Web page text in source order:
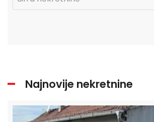
Najnovije nekretnine